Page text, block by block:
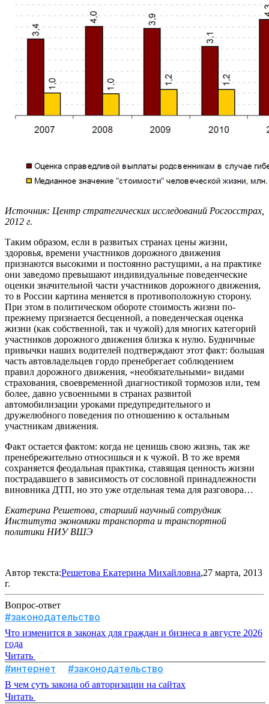
Источник: Центр стратегических исследований Росгосстрах,
2012 г.
Таким образом, если в развитых странах цены жизни,
здоровья, времени участников дорожного движения
признаются высокими и постоянно растущими, а на практике
они заведомо превышают индивидуальные поведенческие
оценки значительной части участников дорожного движения,
то в России картина меняется в противоположную сторону.
При этом в политическом обороте стоимость жизни по-
прежнему признается бесценной, а поведенческая оценка
жизни (как собственной, так и чужой) для многих категорий
участников дорожного движения близка к нулю. Будничные
привычки наших водителей подтверждают этот факт: большая
часть автовладельцев гордо пренебрегает соблюдением
правил дорожного движения, «необязательными» видами
страхования, своевременной диагностикой тормозов или, тем
более, давно усвоенными в странах развитой
автомобилизации уроками предупредительного и
дружелюбного поведения по отношению к остальным
участникам движения.
Факт остается фактом: когда не ценишь свою жизнь, так же
пренебрежительно относишься и к чужой. В то же время
сохраняется феодальная практика, ставящая ценность жизни
пострадавшего в зависимость от сословной принадлежности
виновника ДТП, но это уже отдельная тема для разговора…
Екатерина Решетова, старший научный сотрудник
Института экономики транспорта и транспортной
политики НИУ ВШЭ
Автор текста:Решетова Екатерина Михайловна,27 марта, 2013
г.
Вопрос-ответ
#законодательство
Что изменится в законах для граждан и бизнеса в августе 2026
года
Читать
#интернет #законодательство
В чем суть закона об авторизации на сайтах
Читать